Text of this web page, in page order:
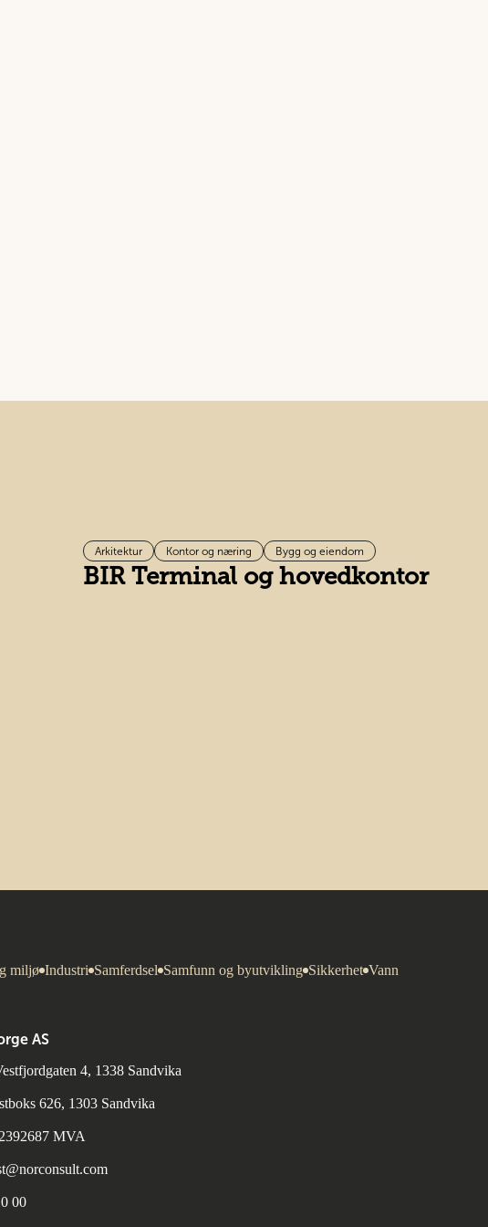
Arkitektur Kontor og næring Bygg og eiendom
BIR Terminal og hovedkontor
miljø Industri Samferdsel Samfunn og byutvikling Sikkerhet Vann
AS
4, 1338 Sandvika
626, 1303 Sandvika
MVA
00